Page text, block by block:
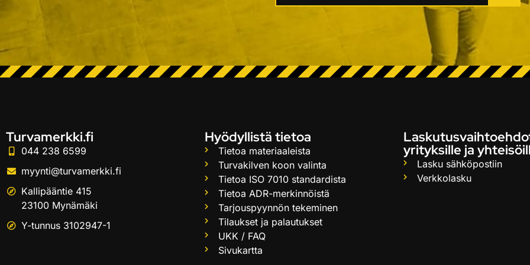
Turvamerkki.fi
044 238 6599
myynti@turvamerkki.fi
Kallipääntie 415
23100 Mynämäki
Y-tunnus 3102947-1
Hyödyllistä tietoa
Tietoa materiaaleista
Turvakilven koon valinta
Tietoa ISO 7010 standardista
Tietoa ADR-merkinnöistä
Tarjouspyynnön tekeminen
Tilaukset ja palautukset
UKK / FAQ
Sivukartta
yrityksille ja
Lasku sähköpostiin
Verkkolasku